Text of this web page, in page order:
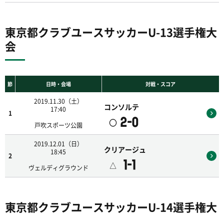
東京都クラブユースサッカーU-13選手権大
会
節 日時・会場 対戦・スコア
1
2019.11.30（土）
17:40
戸吹スポーツ公園
コンソルテ
〇 2-0
2
2019.12.01（日）
18:45
ヴェルディグラウンド
クリアージュ
△ 1-1
東京都クラブユースサッカーU-14選手権大